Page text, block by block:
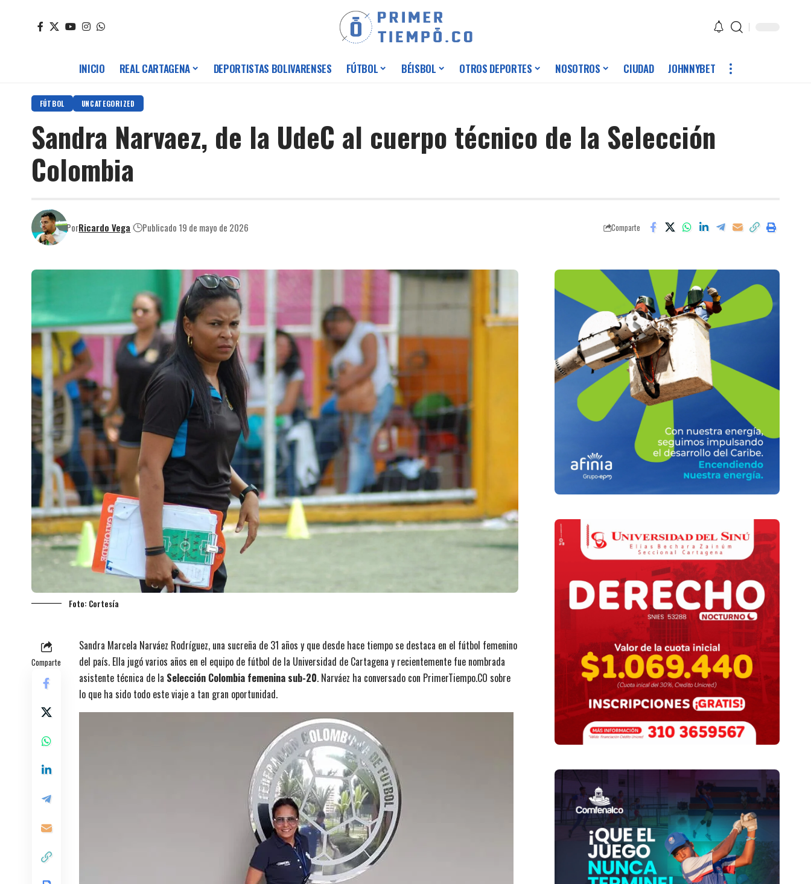
INICIO REAL CARTAGENA DEPORTISTAS BOLIVARENSES FÚTBOL BÉISBOL OTROS DEPORTES NOSOTROS CIUDAD JOHNNYBET
FÚTBOL UNCATEGORIZED
Sandra Narvaez, de la UdeC al cuerpo técnico de la Selección
Colombia
PorRicardo Vega Publicado 19 de mayo de 2026 Comparte
Foto: Cortesía
Comparte
Sandra Marcela Narváez Rodríguez, una sucreña de 31 años y que desde hace tiempo se destaca en el fútbol femenino
del país. Ella jugó varios años en el equipo de fútbol de la Universidad de Cartagena y recientemente fue nombrada
asistente técnica de la Selección Colombia femenina sub-20. Narváez ha conversado con PrimerTiempo.CO sobre
lo que ha sido todo este viaje a tan gran oportunidad.